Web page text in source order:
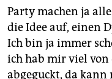
Party machen ja
die Idee auf, einen
Ich bin ja immer
ich hab mir viel von
abgeguckt, da kann